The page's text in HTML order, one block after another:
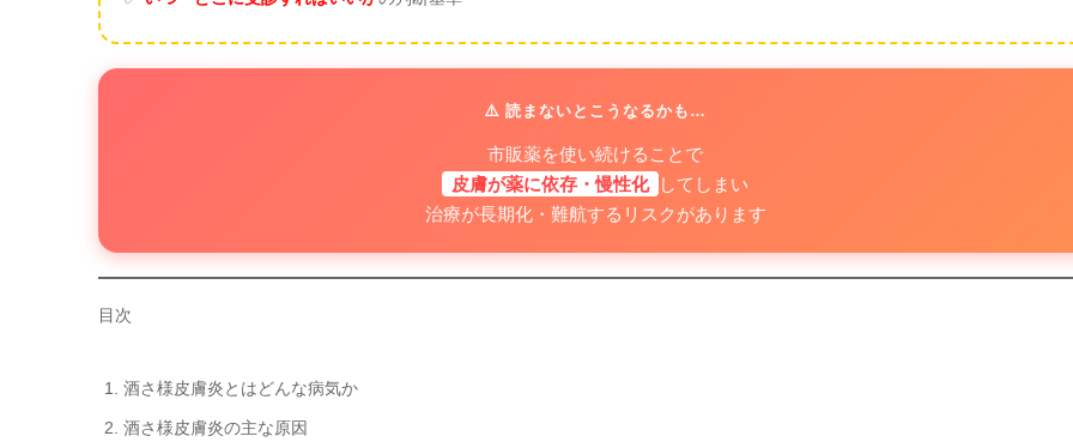
⚠️ 読まないとこうなるかも…
市販薬を使い続けることで
皮膚が薬に依存・慢性化
してしまい
治療が長期化・難航するリスクがあります
目次
酒さ様皮膚炎とはどんな病気か
酒さ様皮膚炎の主な原因